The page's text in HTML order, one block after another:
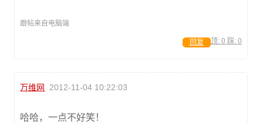
跟帖来自电脑端
顶: 0 踩: 0
回复
万维网 2012-11-04 10:22:03
哈哈，一点不好笑！